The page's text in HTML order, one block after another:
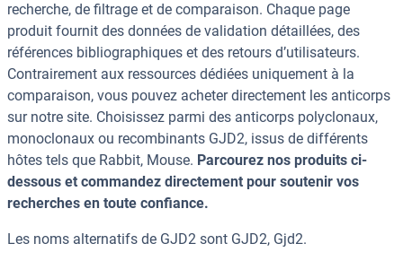
recherche, de filtrage et de comparaison. Chaque page
produit fournit des données de validation détaillées, des
références bibliographiques et des retours d’utilisateurs.
Contrairement aux ressources dédiées uniquement à la
comparaison, vous pouvez acheter directement les anticorps
sur notre site. Choisissez parmi des anticorps polyclonaux,
monoclonaux ou recombinants GJD2, issus de différents
hôtes tels que Rabbit, Mouse. Parcourez nos produits ci-
dessous et commandez directement pour soutenir vos
recherches en toute confiance.
Les noms alternatifs de GJD2 sont GJD2, Gjd2.